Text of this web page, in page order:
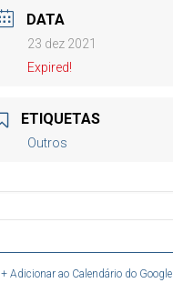
DATA
23 dez 2021
Expired!
ETIQUETAS
Outros
+ Adicionar ao Calendário do Google